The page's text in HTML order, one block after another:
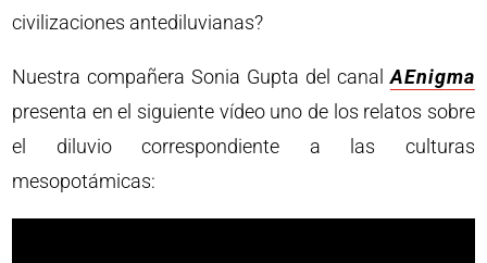
civilizaciones antediluvianas?
Nuestra compañera Sonia Gupta del canalAEnigma
presenta en el siguiente vídeo uno de los relatos sobre
el diluvio correspondiente a las culturas
mesopotámicas: